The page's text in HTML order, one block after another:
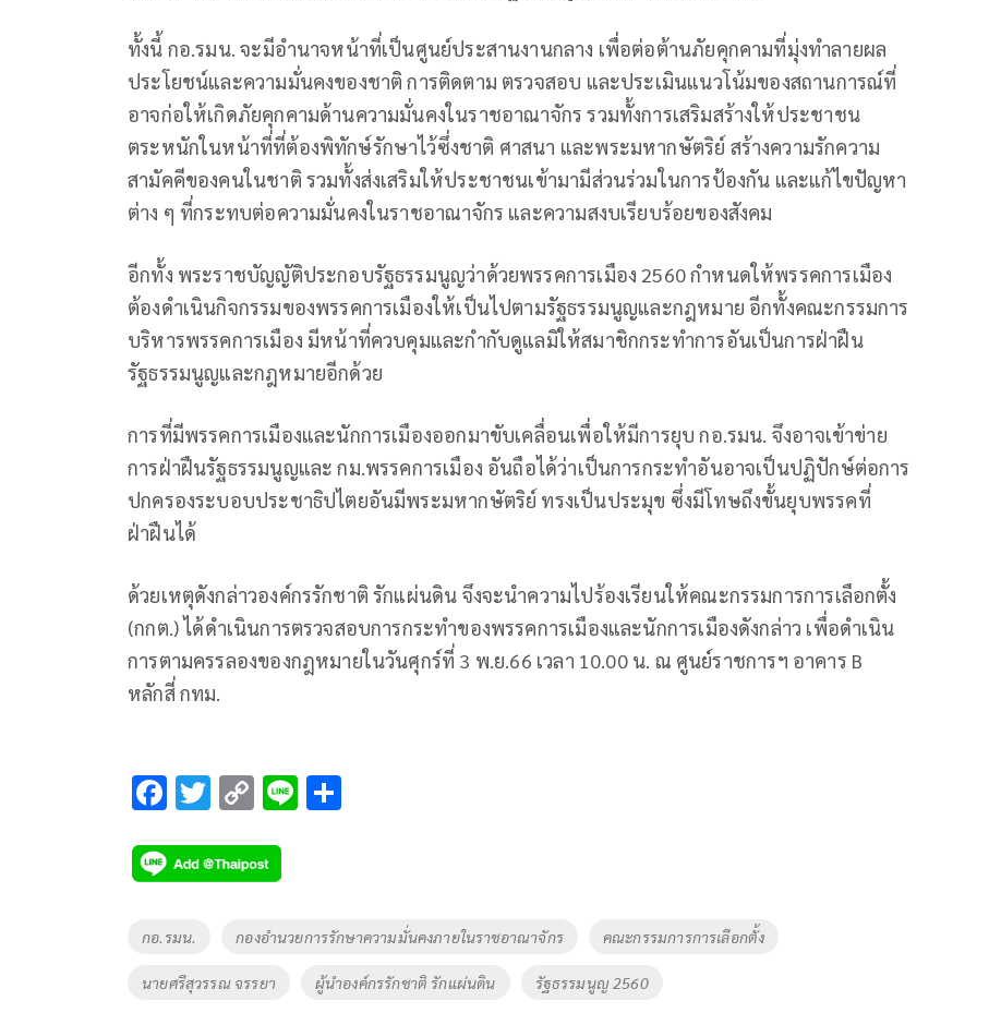
ทั้งนี้ กอ.รมน. จะมีอำนาจหน้าที่เป็นศูนย์ประสานงานกลาง เพื่อต่อต้านภัยคุกคามที่มุ่งทำลายผล
ประโยชน์และความมั่นคงของชาติ การติดตาม ตรวจสอบ และประเมินแนวโน้มของสถานการณ์ที่
อาจก่อให้เกิดภัยคุกคามด้านความมั่นคงในราชอาณาจักร รวมทั้งการเสริมสร้างให้ประชาชน
ตระหนักในหน้าที่ที่ต้องพิทักษ์รักษาไว้ซึ่งชาติ ศาสนา และพระมหากษัตริย์ สร้างความรักความ
สามัคคีของคนในชาติ รวมทั้งส่งเสริมให้ประชาชนเข้ามามีส่วนร่วมในการป้องกัน และแก้ไขปัญหา
ต่าง ๆ ที่กระทบต่อความมั่นคงในราชอาณาจักร และความสงบเรียบร้อยของสังคม
อีกทั้ง พระราชบัญญัติประกอบรัฐธรรมนูญว่าด้วยพรรคการเมือง 2560 กำหนดให้พรรคการเมือง
ต้องดําเนินกิจกรรมของพรรคการเมืองให้เป็นไปตามรัฐธรรมนูญและกฎหมาย อีกทั้งคณะกรรมการ
บริหารพรรคการเมือง มีหน้าที่ควบคุมและกํากับดูแลมิให้สมาชิกกระทําการอันเป็นการฝ่าฝืน
รัฐธรรมนูญและกฎหมายอีกด้วย
การที่มีพรรคการเมืองและนักการเมืองออกมาขับเคลื่อนเพื่อให้มีการยุบ กอ.รมน. จึงอาจเข้าข่าย
การฝ่าฝืนรัฐธรรมนูญและ กม.พรรคการเมือง อันถือได้ว่าเป็นการกระทำอันอาจเป็นปฏิปักษ์ต่อการ
ปกครองระบอบประชาธิปไตยอันมีพระมหากษัตริย์ ทรงเป็นประมุข ซึ่งมีโทษถึงขั้นยุบพรรคที่
ฝ่าฝืนได้
ด้วยเหตุดังกล่าวองค์กรรักชาติ รักแผ่นดิน จึงจะนำความไปร้องเรียนให้คณะกรรมการการเลือกตั้ง
(กกต.) ได้ดำเนินการตรวจสอบการกระทำของพรรคการเมืองและนักการเมืองดังกล่าว เพื่อดำเนิน
การตามครรลองของกฎหมายในวันศุกร์ที่ 3 พ.ย.66 เวลา 10.00 น. ณ ศูนย์ราชการฯ อาคาร B
หลักสี่ กทม.
F
e
b
o
o
k
T
tt
er
C
p
y
Li
k
Li
Tags
กอ.รมน. กองอำนวยการรักษาความมั่นคงภายในราชอาณาจักร คณะกรรมการการเลือกตั้ง
นายศรีสุวรรณ จรรยา ผู้นำองค์กรรักชาติ รักแผ่นดิน รัฐธรรมนูญ 2560